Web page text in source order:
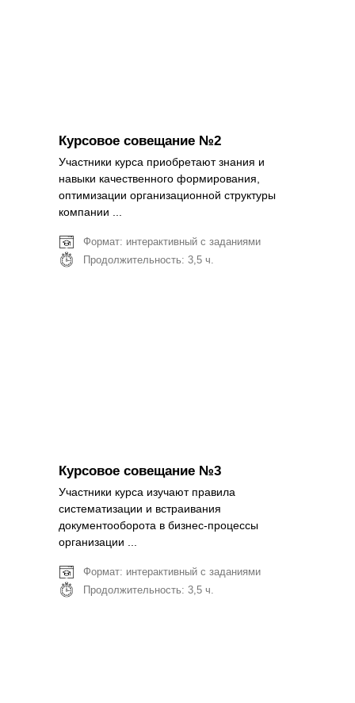
Курсовое совещание №3
Участники курса изучают правила
систематизации и встраивания
документооборота в бизнес-процессы
организации ...
Формат: интерактивный с заданиями
Продолжительность: 3,5 ч.
Продолжительность: 3,5 ч.
Формат: интерактивный с заданиями
Участники курса приобретают знания и
навыки качественного формирования,
оптимизации организационной структуры
компании ...
Курсовое совещание №2